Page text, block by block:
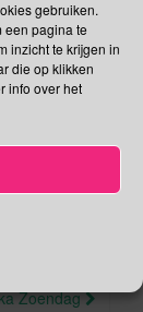
gebruiken.
een pagina te
inzicht te krijgen in
die op klikken
info over het
Réard,
Zoendag